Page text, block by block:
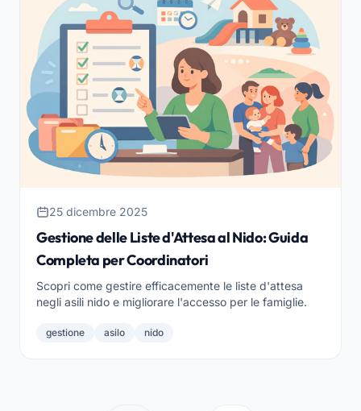
25 dicembre 2025
Gestione delle Liste d'Attesa al Nido: Guida
Completa per Coordinatori
Scopri come gestire efficacemente le liste d'attesa
negli asili nido e migliorare l'accesso per le famiglie.
gestione asilo nido